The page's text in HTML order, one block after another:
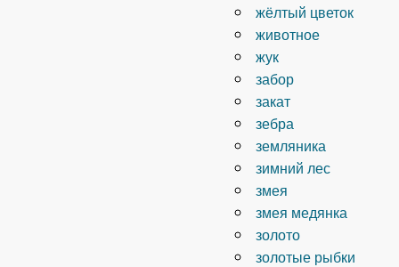
жёлтый цветок
животное
жук
забор
закат
зебра
земляника
зимний лес
змея
змея медянка
золото
золотые рыбки